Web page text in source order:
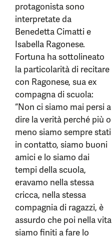
protagonista sono
interpretate da
Benedetta Cimatti e
Isabella Ragonese.
Fortuna ha sottolineato
la particolarità di recitare
con Ragonese, sua ex
compagna di scuola:
“Non ci siamo mai persi a
dire la verità perché più o
meno siamo sempre stati
in contatto, siamo buoni
amici e lo siamo dai
tempi della scuola,
eravamo nella stessa
cricca, nella stessa
compagnia di ragazzi, è
assurdo che poi nella vita
siamo finiti a fare lo